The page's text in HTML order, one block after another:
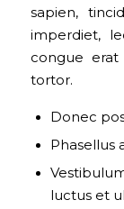
sapien,
imperdiet,
congue
tortor.
Donec
Phasellus
luctus et